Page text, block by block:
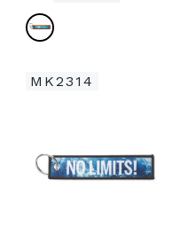
MK2314